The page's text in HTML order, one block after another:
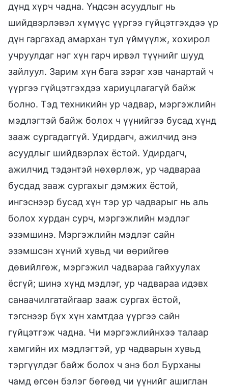
дүнд хүрч чадна. Үндсэн асуудлыг нь
шийдвэрлэвэл хүмүүс үүргээ гүйцэтгэхдээ үр
дүн гаргахад амархан тул үймүүлж, хохирол
учруулдаг нэг хүн гарч ирвэл түүнийг шууд
зайлуул. Зарим хүн бага зэрэг хэв чанартай ч
үүргээ гүйцэтгэхдээ хариуцлагагүй байж
болно. Тэд техникийн ур чадвар, мэргэжлийн
мэдлэгтэй байж болох ч үүнийгээ бусад хүнд
зааж сургадаггүй. Удирдагч, ажилчид энэ
асуудлыг шийдвэрлэх ёстой. Удирдагч,
ажилчид тэдэнтэй нөхөрлөж, ур чадвараа
бусдад зааж сургахыг дэмжих ёстой,
ингэснээр бусад хүн тэр ур чадварыг нь аль
болох хурдан сурч, мэргэжлийн мэдлэг
эзэмшинэ. Мэргэжлийн мэдлэг сайн
эзэмшсэн хүний хувьд чи өөрийгөө
дөвийлгөж, мэргэжил чадвараа гайхуулах
ёсгүй; шинэ хүнд мэдлэг, ур чадвараа идэвх
санаачилгатайгаар зааж сургах ёстой,
тэгснээр бүх хүн хамтдаа үүргээ сайн
гүйцэтгэж чадна. Чи мэргэжлийнхээ талаар
хамгийн их мэдлэгтэй, ур чадварын хувьд
тэргүүлдэг байж болох ч энэ бол Бурханы
чамд өгсөн бэлэг бөгөөд чи үүнийг ашиглан